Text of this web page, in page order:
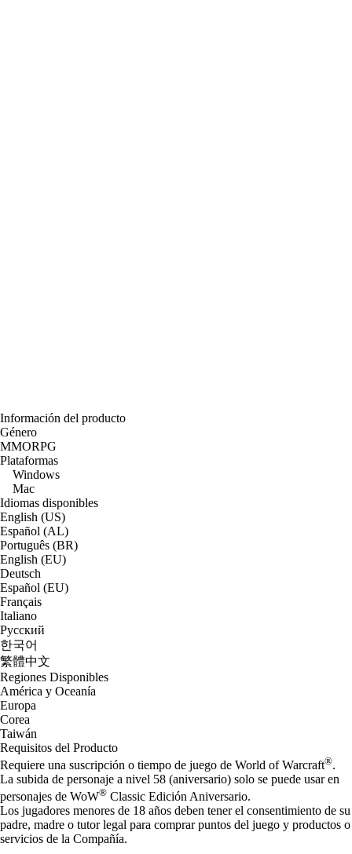
Información del producto
Género
MMORPG
Plataformas
Windows
Mac
Idiomas disponibles
English (US)
Español (AL)
Português (BR)
English (EU)
Deutsch
Español (EU)
Français
Italiano
Русский
한국어
繁體中文
Regiones Disponibles
América y Oceanía
Europa
Corea
Taiwán
Requisitos del Producto
Requiere una suscripción o tiempo de juego de World of Warcraft®.
La subida de personaje a nivel 58 (aniversario) solo se puede usar en
personajes de WoW® Classic Edición Aniversario.
Los jugadores menores de 18 años deben tener el consentimiento de su
padre, madre o tutor legal para comprar puntos del juego y productos o
servicios de la Compañía.